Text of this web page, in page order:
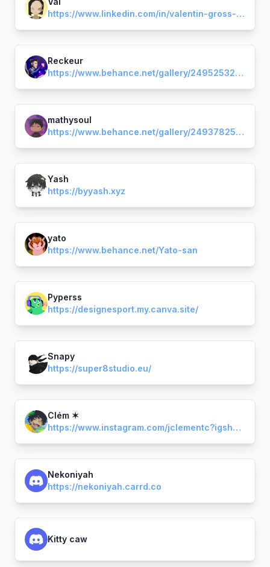
https://www.linkedin.com/in/valentin-gross-5324b42b5/
Reckeur
https://www.behance.net/gallery/249525325/Portfolio-2025-PrysmaEnzo-Grodard
mathysoul
https://www.behance.net/gallery/249378259/PORTFOLIO-mathysoul
Yash
https://byyash.xyz
yato
https://www.behance.net/Yato-san
Pyperss
https://designesport.my.canva.site/
Snapy
https://super8studio.eu/
Clém ✶
https://www.instagram.com/jclementc?igsh=MWt5ZDRsd3o2bDI3bw%3D%3D&utm_source=qr
Nekoniyah
https://nekoniyah.carrd.co
Kitty caw